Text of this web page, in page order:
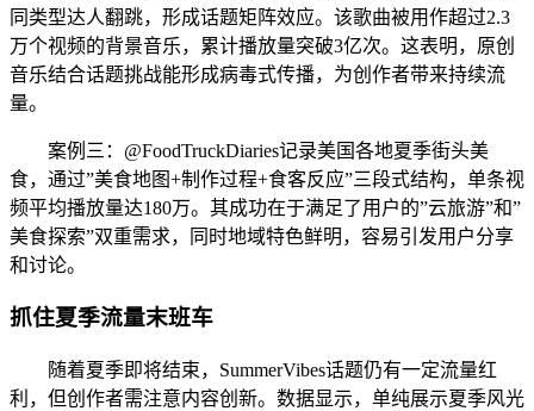
同类型达人翻跳，形成话题矩阵效应。该歌曲被用作超过2.3
万个视频的背景音乐，累计播放量突破3亿次。这表明，原创
音乐结合话题挑战能形成病毒式传播，为创作者带来持续流
量。
案例三：@FoodTruckDiaries记录美国各地夏季街头美
食，通过”美食地图+制作过程+食客反应”三段式结构，单条视
频平均播放量达180万。其成功在于满足了用户的”云旅游”和”
美食探索”双重需求，同时地域特色鲜明，容易引发用户分享
和讨论。
抓住夏季流量末班车
随着夏季即将结束，SummerVibes话题仍有一定流量红
利，但创作者需注意内容创新。数据显示，单纯展示夏季风光